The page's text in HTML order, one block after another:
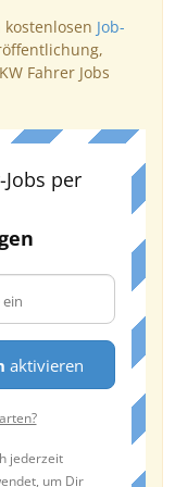
Job-
Fahrer Jobs
per
aktivieren
jederzeit
um Dir